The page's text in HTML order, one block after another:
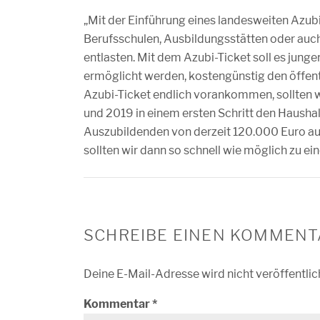
„Mit der Einführung eines landesweiten
Berufsschulen, Ausbildungsstätten oder
entlasten. Mit dem Azubi-Ticket soll es
ermöglicht werden, kostengünstig den
Azubi-Ticket endlich vorankommen, sollten
und 2019 in einem ersten Schritt den
Auszubildenden von derzeit 120.000 Euro
sollten wir dann so schnell wie möglich zu
SCHREIBE EINEN
Deine E-Mail-Adresse wird nicht
Kommentar*